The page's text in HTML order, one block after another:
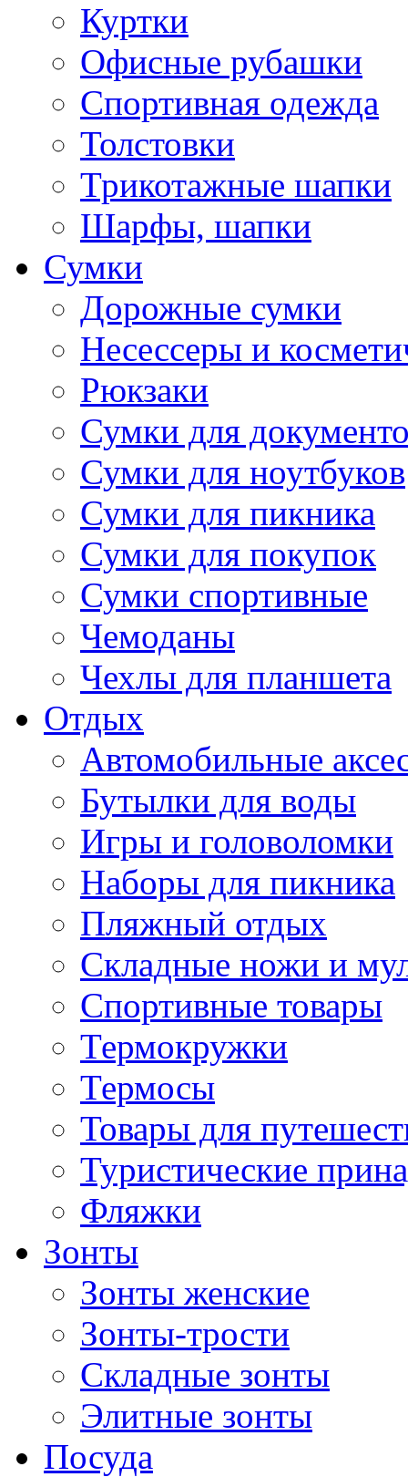
Куртки
Офисные рубашки
Спортивная одежда
Толстовки
Трикотажные шапки
Шарфы, шапки
Сумки
Дорожные сумки
Несессеры и
Рюкзаки
Сумки для
Сумки для ноутбуков
Сумки для пикника
Сумки для покупок
Сумки спортивные
Чемоданы
Чехлы для планшета
Отдых
Автомобильные
Бутылки для воды
Игры и головоломки
Наборы для пикника
Пляжный отдых
Складные ножи и
Спортивные товары
Термокружки
Термосы
Товары для
Туристические
Фляжки
Зонты
Зонты женские
Зонты-трости
Складные зонты
Элитные зонты
Посуда